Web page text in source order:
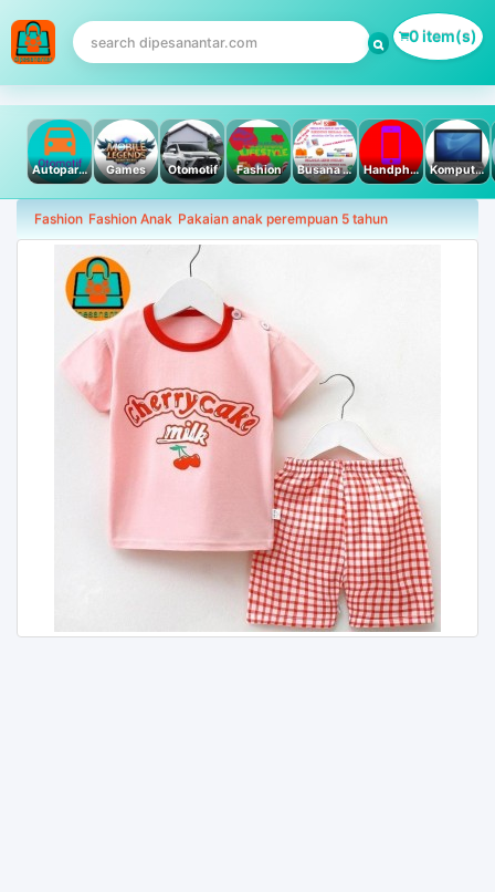
0 item(s)
Autoparts Games Otomotif Fashion Busana Muslim Handphone & Tablet Komputer PC & Laptop
Fashion Fashion Anak Pakaian anak perempuan 5 tahun